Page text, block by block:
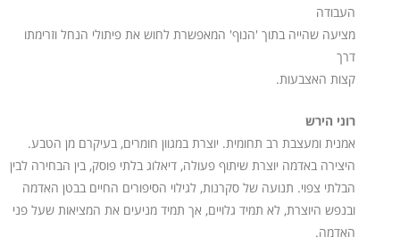
העבודה
מציעה שהייה בתוך 'הנוף' המאפשרת לחוש את פיתולי הנחל וזרימתו
דרך
קצות האצבעות.
רוני הירש
אמנית ומעצבת רב תחומית. יוצרת במגוון חומרים, בעיקרם מן הטבע.
היצירה באדמה יוצרת שיתוף פעולה, דיאלוג בלתי פוסק, בין הבחירה לבין
הבלתי צפוי. תנועה של סקרנות, לגילוי הסיפורים החיים בבטן האדמה
ובנפש היוצרת, לא תמיד גלויים, אך תמיד מניעים את המציאות שעל פני
האדמה.